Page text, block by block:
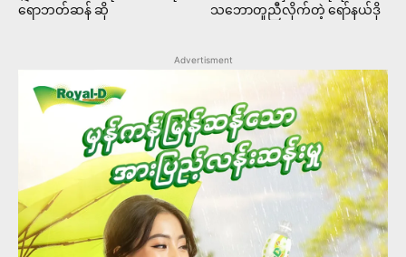
ရောဘတ်ဆန် ဆို
သဘောတူညီလိုက်တဲ့ ရော်နယ်ဒို
Advertisment